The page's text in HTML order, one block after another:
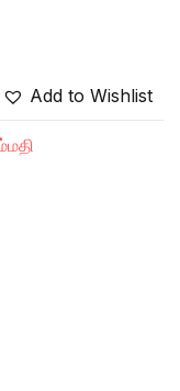
Add to Wishlist